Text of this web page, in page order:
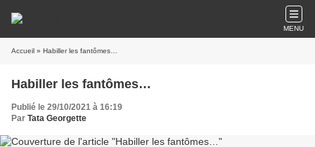
MENU
Accueil » Habiller les fantômes…
Habiller les fantômes…
Publié le 29/10/2021 à 16:19
Par Tata Georgette